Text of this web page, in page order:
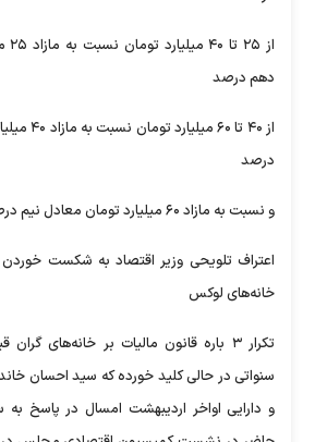
دهم درصد
درصد
و نسبت به مازاد ۶۰ میلیارد تومان معادل نیم درصد تعیین شد.
اعتراف تلویحی وزیر اقتصاد به شکست خوردن
خانه‌های لوکس
تکرار ۳ باره قانون مالیات بر خانه‌های
سنواتی در حالی کلید خورده که سید احسان
و دارایی اواخر اردیبهشت امسال در پاسخ به